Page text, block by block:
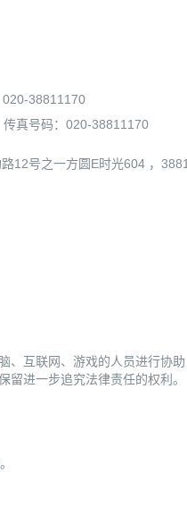
020-38811170
真号码：020-38811170
12号之一方圆E时光604 ，
互联网、游戏的人员进行协助
进一步追究法律责任的权利。